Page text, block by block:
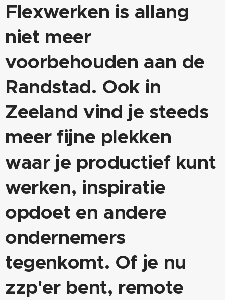
Flexwerken is allang
niet meer
voorbehouden aan de
Randstad. Ook in
Zeeland vind je steeds
meer fijne plekken
waar je productief kunt
werken, inspiratie
opdoet en andere
ondernemers
tegenkomt. Of je nu
zzp'er bent, remote